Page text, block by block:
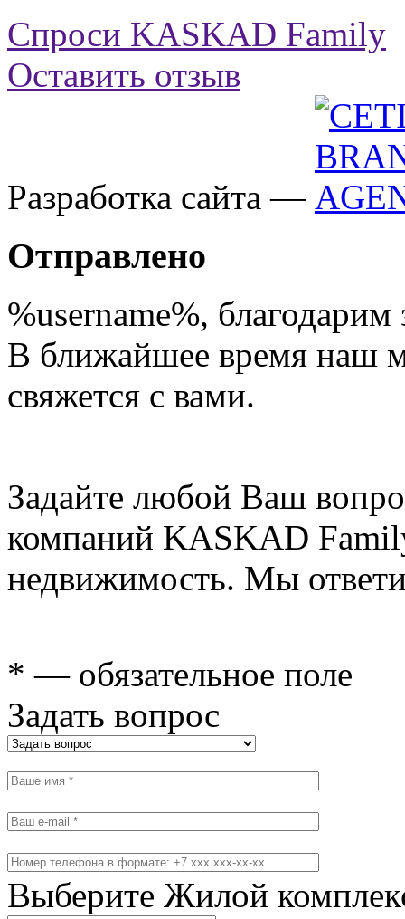
Спроси KASKAD Family
Оставить отзыв
Разработка сайта —
Отправлено
%username%, благодарим
В ближайшее время наш
свяжется с вами.
Задайте любой Ваш
компаний KASKAD
недвижимость. Мы
* — обязательное поле
Задать вопрос
Выберите Жилой